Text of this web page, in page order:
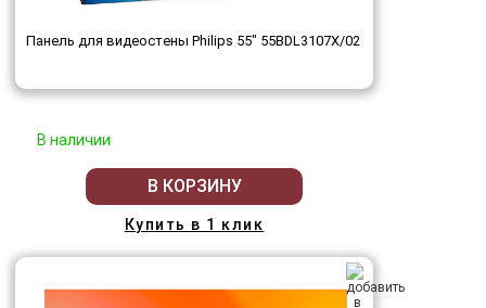
Панель для видеостены Philips 55" 55BDL3107X/02
В наличии
В КОРЗИНУ
Купить в 1 клик